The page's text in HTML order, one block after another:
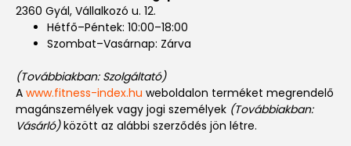
2360 Gyál, Vállalkozó u. 12.
Hétfő–Péntek: 10:00–18:00
Szombat–Vasárnap: Zárva
(Továbbiakban: Szolgáltató)
A www.fitness-index.hu weboldalon terméket megrendelő
magánszemélyek vagy jogi személyek (Továbbiakban:
Vásárló)között az alábbi szerződés jön létre.